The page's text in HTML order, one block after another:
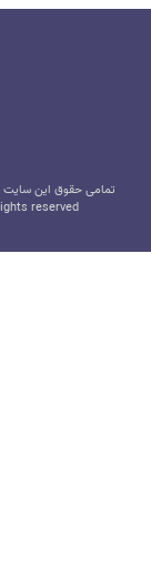
تمامی حقوق این سایت
reserved